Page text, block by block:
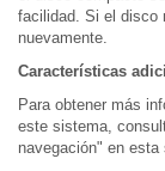
facilidad. Si el disco
nuevamente.
Características
Para obtener más
este sistema,
navegación" en esta